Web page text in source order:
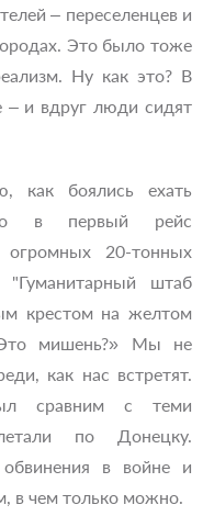
– переселенцев и
Это было тоже
Ну как это? В
– и вдруг люди сидят
как боялись ехать
в первый рейс
огромных 20-тонных
"Гуманитарный штаб
крестом на желтом
мишень?» Мы не
как нас встретят.
сравним с теми
по Донецку.
в войне и
в чем только можно.